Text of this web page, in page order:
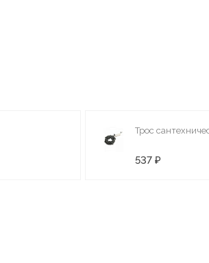
Трос
537 ₽